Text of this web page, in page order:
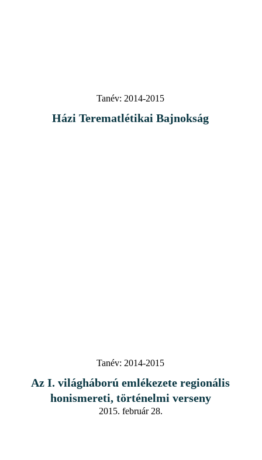
Tanév: 2014-2015
Házi Terematlétikai Bajnokság
Tanév: 2014-2015
Az I. világháború emlékezete regionális
honismereti, történelmi verseny
2015. február 28.